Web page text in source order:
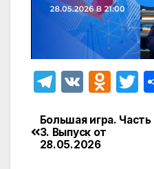
T
e
gr
V
O
n
T
itt
Навигация
по
Большая игра. Часть
3. Выпуск от
28.05.2026